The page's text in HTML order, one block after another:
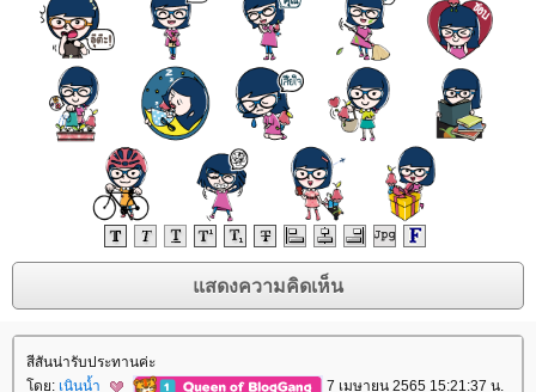
สีสันน่ารับประทานค่ะ
ดย: เนินน้ำ 7 เมษายน 2565 15:21:37 น.